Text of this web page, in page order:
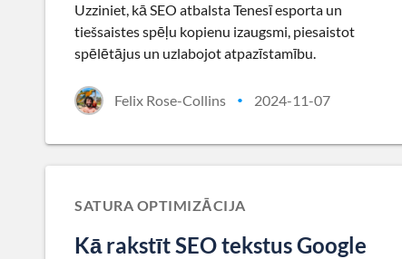
Uzziniet, kā SEO atbalsta Tenesī esporta un
tiešsaistes spēļu kopienu izaugsmi, piesaistot
spēlētājus un uzlabojot atpazīstamību.
Felix Rose-Collins • 2024-11-07
SATURA OPTIMIZĀCIJA
Kā rakstīt SEO tekstus Google